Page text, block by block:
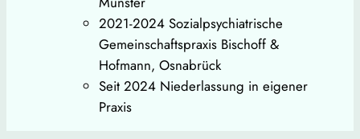
2021-2024 Sozialpsychiatrische
Gemeinschaftspraxis Bischoff &
Hofmann, Osnabrück
Seit 2024 Niederlassung in eigener
Praxis